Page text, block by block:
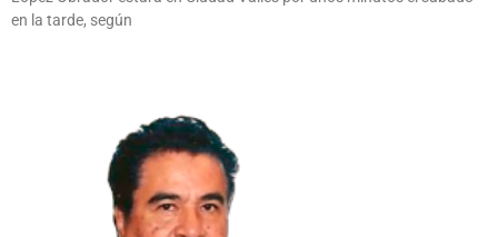
en la tarde, según